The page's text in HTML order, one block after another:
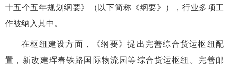
十五个五年规划纲要》（以下简称《纲要》），行业多项工
作被纳入其中。
在枢纽建设方面，《纲要》提出完善综合货运枢纽配
置，新改建珲春铁路国际物流园等综合货运枢纽。完善邮